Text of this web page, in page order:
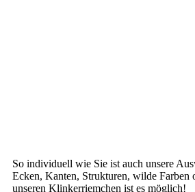
So individuell wie Sie ist auch unsere
Ecken, Kanten, Strukturen, wilde Farben
unseren Klinkerriemchen ist es möglich!